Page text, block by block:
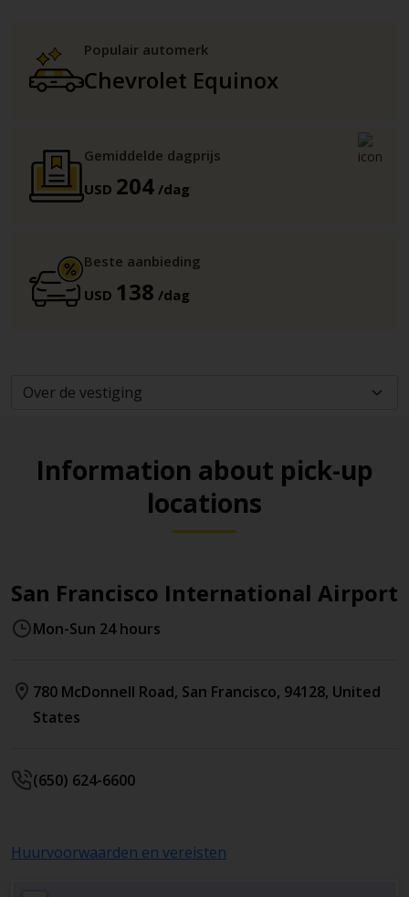
Populair automerk
Chevrolet Equinox
Gemiddelde dagprijs
USD 204 /dag
Beste aanbieding
USD 138 /dag
Information about pick-up
locations
San Francisco International Airport
Mon-Sun 24 hours
780 McDonnell Road, San Francisco, 94128, United
States
(650) 624-6600
Huurvoorwaarden en vereisten